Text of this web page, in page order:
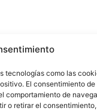
tecnologías como las
El consentimiento de
comportamiento de
o retirar el